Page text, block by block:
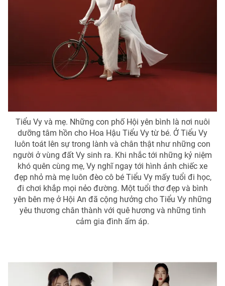
Tiểu Vy và mẹ. Những con phố Hội yên bình là nơi nuôi
dưỡng tâm hồn cho Hoa Hậu Tiểu Vy từ bé. Ở Tiểu Vy
luôn toát lên sự trong lành và chân thật như những con
người ở vùng đất Vy sinh ra. Khi nhắc tới những kỷ niệm
khó quên cùng mẹ, Vy nghĩ ngay tới hình ảnh chiếc xe
đẹp nhỏ mà mẹ luôn đèo cô bé Tiểu Vy mấy tuổi đi học,
đi chơi khắp mọi nẻo đường. Một tuổi thơ đẹp và bình
yên bên mẹ ở Hội An đã cộng hưởng cho Tiểu Vy những
yêu thương chân thành với quê hương và những tình
cảm gia đình ấm áp.